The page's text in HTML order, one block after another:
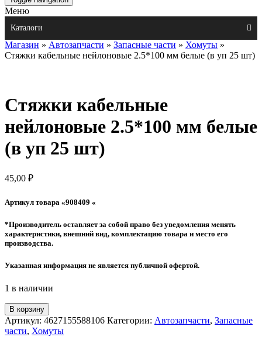
Меню
Каталоги
Магазин » Автозапчасти » Запасные части » Хомуты »
Стяжки кабельные нейлоновые 2.5*100 мм белые (в уп 25 шт)
Стяжки кабельные
нейлоновые 2.5*100 мм белые
(в уп 25 шт)
45,00 ₽
Артикул товара «908409 «
*Производитель оставляет за собой право без уведомления менять
характеристики, внешний вид, комплектацию товара и место его
производства.
Указанная информация не является публичной офертой.
1 в наличии
Количество
товара
Стяжки
В корзину
Артикул: 4627155588106 Категории: Автозапчасти, Запасные
части, Хомуты